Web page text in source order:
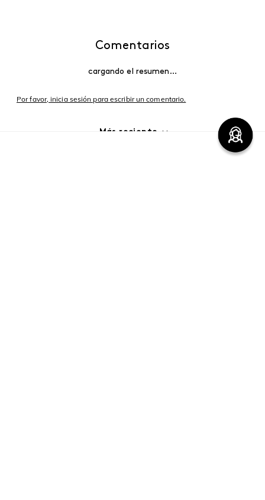
Comentarios
cargando el resumen…
Por favor, inicia sesión para escribir un comentario.
Más reciente